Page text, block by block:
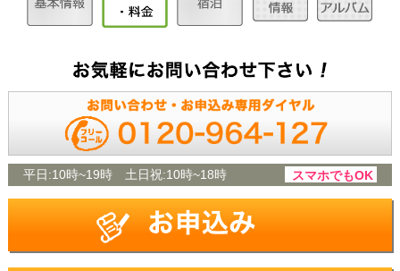
平日:10時~19時 土日祝:10時~18時 スマホでもOK